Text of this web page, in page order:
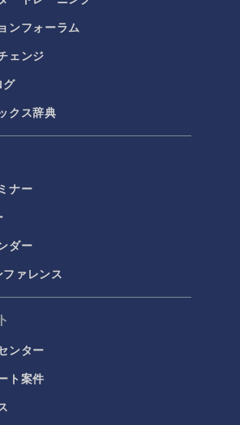
ンフォーラム
ェンジ
グ
クス辞典
ナー
ダー
ァレンス
ンター
ト案件